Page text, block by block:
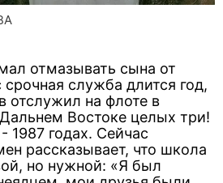
отмазывать сына от
служба длится год,
отслужил на флоте в
Востоке целых три!
годах. Сейчас
рассказывает, что школа
но нужной: «Я был